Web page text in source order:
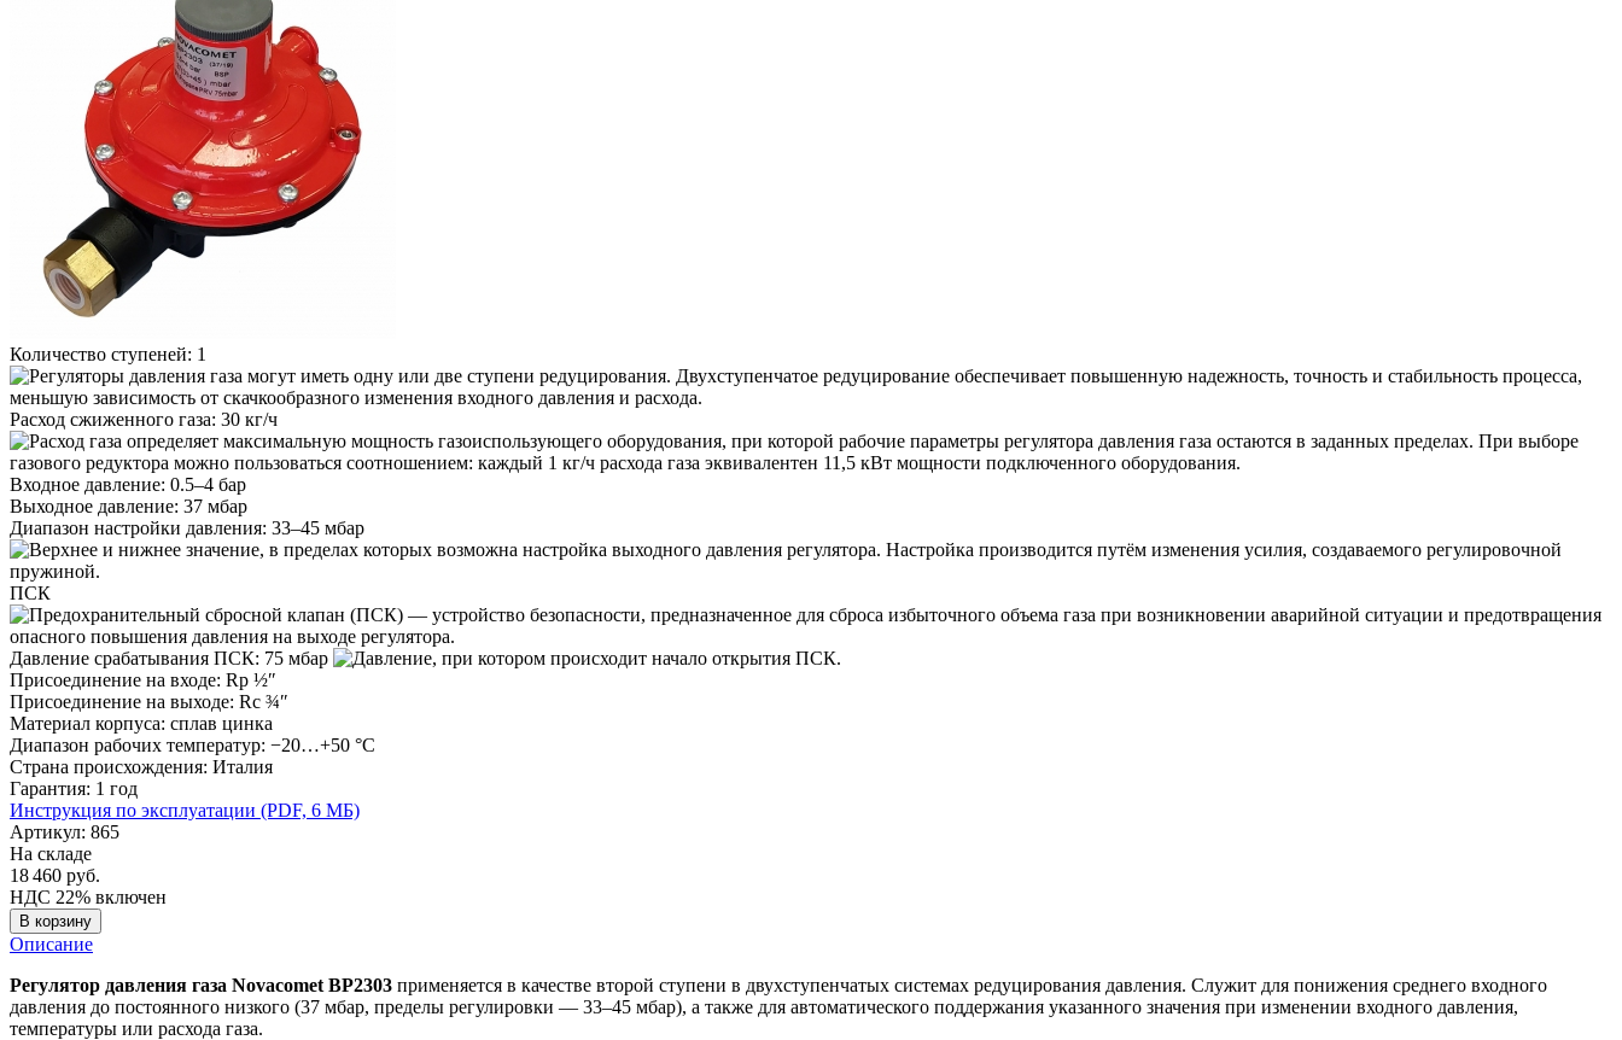
Количество ступеней: 1
Расход сжиженного газа: 30 кг/ч
Входное давление: 0.5–4 бар
Выходное давление: 37 мбар
Диапазон настройки давления: 33–45 мбар
ПСК
Давление срабатывания ПСК: 75 мбар
Присоединение на входе: Rp ½″
Присоединение на выходе: Rc ¾″
Материал корпуса: сплав цинка
Диапазон рабочих температур: −20…+50 °C
Страна происхождения: Италия
Гарантия: 1 год
Инструкция по эксплуатации (PDF, 6 MБ)
Артикул: 865
На складе
18 460 руб.
НДС 22% включен
В корзину
Описание
Регулятор давления газа Novacomet BP2303 применяется в качестве второй ступени в двухступенчатых системах редуцирования давления. Служит для понижения среднего входного
давления до постоянного низкого (37 мбар, пределы регулировки — 33–45 мбар), а также для автоматического поддержания указанного значения при изменении входного давления,
температуры или расхода газа.